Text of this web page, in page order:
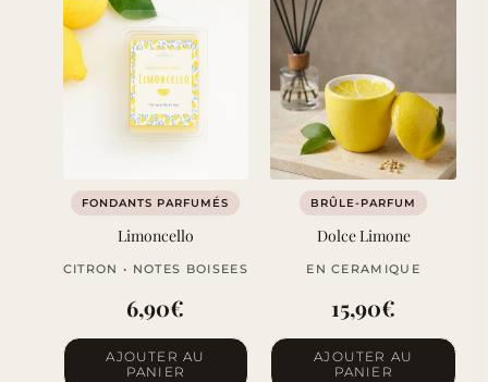
FONDANTS PARFUMÉS
Limoncello
CITRON • NOTES BOISEES
6,90€
AJOUTER AU
PANIER
BRÛLE-PARFUM
Dolce Limone
EN CERAMIQUE
15,90€
AJOUTER AU
PANIER